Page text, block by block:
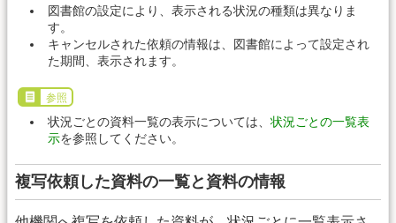
図書館の設定により、表示される状況の種類は異なりま
す。
キャンセルされた依頼の情報は、図書館によって設定され
た期間、表示されます。
参照
状況ごとの資料一覧の表示については、 状況ごとの一覧表
示を参照してください。
複写依頼した資料の一覧と資料の情報